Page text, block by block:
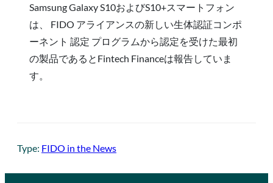
Samsung Galaxy S10およびS10+スマートフォン
は、 FIDO アライアンスの新しい生体認証コンポ
ーネント 認定 プログラムから認定を受けた最初
の製品であるとFintech Financeは報告していま
す。
Type: FIDO in the News